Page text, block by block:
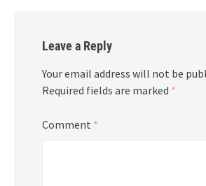
Leave a Reply
Your email address will not be
Required fields are marked *
Comment *